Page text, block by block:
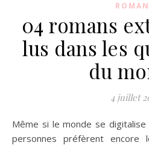
04 romans
lus dans les
du
4 juillet
Même si le monde se digitalise de plus en plus, plusieurs
personnes préfèrent encore